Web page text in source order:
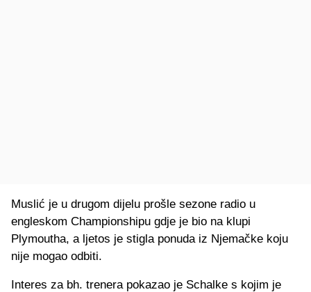
Muslić je u drugom dijelu prošle sezone radio u
engleskom Championshipu gdje je bio na klupi
Plymoutha, a ljetos je stigla ponuda iz Njemačke koju
nije mogao odbiti.
Interes za bh. trenera pokazao je Schalke s kojim je